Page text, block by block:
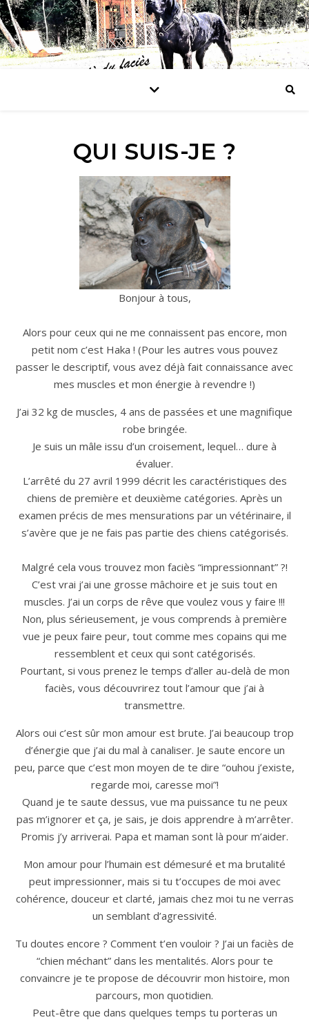
QUI SUIS-JE ?
Bonjour à tous,
Alors pour ceux qui ne me connaissent pas encore, mon
petit nom c’est Haka ! (Pour les autres vous pouvez
passer le descriptif, vous avez déjà fait connaissance avec
mes muscles et mon énergie à revendre !)
J’ai 32 kg de muscles, 4 ans de passées et une magnifique
robe bringée.
Je suis un mâle issu d’un croisement, lequel… dure à
évaluer.
L’arrêté du 27 avril 1999 décrit les caractéristiques des
chiens de première et deuxième catégories. Après un
examen précis de mes mensurations par un vétérinaire, il
s’avère que je ne fais pas partie des chiens catégorisés.
Malgré cela vous trouvez mon faciès “impressionnant” ?!
C’est vrai j’ai une grosse mâchoire et je suis tout en
muscles. J’ai un corps de rêve que voulez vous y faire !!!
Non, plus sérieusement, je vous comprends à première
vue je peux faire peur, tout comme mes copains qui me
ressemblent et ceux qui sont catégorisés.
Pourtant, si vous prenez le temps d’aller au-delà de mon
faciès, vous découvrirez tout l’amour que j’ai à
transmettre.
Alors oui c’est sûr mon amour est brute. J’ai beaucoup trop
d’énergie que j’ai du mal à canaliser. Je saute encore un
peu, parce que c’est mon moyen de te dire “ouhou j’existe,
regarde moi, caresse moi”!
Quand je te saute dessus, vue ma puissance tu ne peux
pas m’ignorer et ça, je sais, je dois apprendre à m’arrêter.
Promis j’y arriverai. Papa et maman sont là pour m’aider.
Mon amour pour l’humain est démesuré et ma brutalité
peut impressionner, mais si tu t’occupes de moi avec
cohérence, douceur et clarté, jamais chez moi tu ne verras
un semblant d’agressivité.
Tu doutes encore ? Comment t’en vouloir ? J’ai un faciès de
“chien méchant” dans les mentalités. Alors pour te
convaincre je te propose de découvrir mon histoire, mon
parcours, mon quotidien.
Peut-être que dans quelques temps tu porteras un